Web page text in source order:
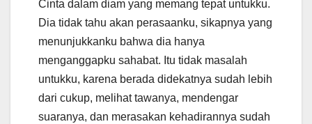
Cinta dalam diam yang memang tepat untukku.
Dia tidak tahu akan perasaanku, sikapnya yang
menunjukkanku bahwa dia hanya
menganggapku sahabat. Itu tidak masalah
untukku, karena berada didekatnya sudah lebih
dari cukup, melihat tawanya, mendengar
suaranya, dan merasakan kehadirannya sudah